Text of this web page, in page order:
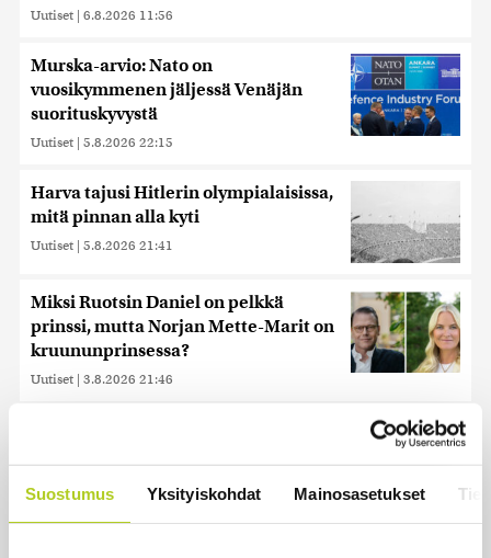
Suostumus Yksityiskohdat Mainosasetukset
Uutiset | 6.8.2026 11:56
Murska-arvio: Nato on
vuosikymmenen jäljessä Venäjän
suorituskyvystä
Uutiset | 5.8.2026 22:15
Harva tajusi Hitlerin olympialaisissa,
mitä pinnan alla kyti
Uutiset | 5.8.2026 21:41
Miksi Ruotsin Daniel on pelkkä
prinssi, mutta Norjan Mette-Marit on
kruununprinsessa?
Uutiset | 3.8.2026 21:46